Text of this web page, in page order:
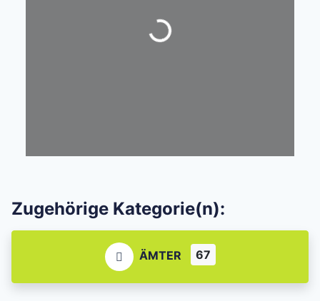
Wird geladen …
Zugehörige Kategorie(n):
ÄMTER 67